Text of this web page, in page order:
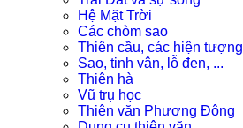
Hệ Mặt Trời
Các chòm sao
Thiên cầu, các hiện tượng
Sao, tinh vân, lỗ đen, ...
Thiên hà
Vũ trụ học
Thiên văn Phương Đông